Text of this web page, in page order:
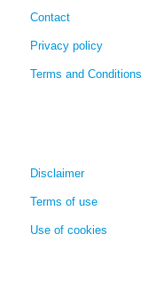
Contact
Privacy policy
Terms and Conditions
Disclaimer
Terms of use
Use of cookies